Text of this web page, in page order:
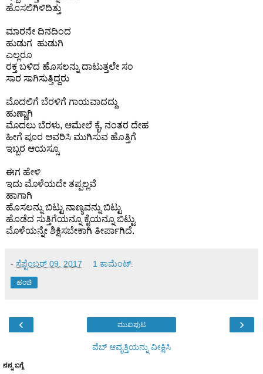
ಹೊಸಲಿಗಿಳಿದಿತ್ತು
ಮಾರನೇ ದಿನದಿಂದ
ಹುಡುಗ ಹುಡುಗಿ
ಎಲ್ಲರೂ
ರಕ್ತ ಬಳಿದ ಹೊಸಲನ್ನು ದಾಟುತ್ತಲೇ ಸಂ
ಸಾರ ಸಾಗಿಸುತ್ತಿದ್ದರು
ಮೊದಲಿಗೆ ಬೆರಳಿಗೆ ಗಾಯವಾದದ್ದು
ಹುಣ್ಣಾಗಿ
ಮೊದಲು ಬೆರಳು, ಆಮೇಲೆ ಕೈ, ನಂತರ ದೇಹ
ಹೀಗೆ ಪೂರ ಆವರಿಸಿ ಮುಗಿಸುವ ಹೊತ್ತಿಗೆ
ಇಬ್ಬರ ಆಯಸ್ಸೂ
ಈಗ ಹೇಳಿ
ಇದು ಮೊಳೆಯದೇ ತಪ್ಪಲ್ಲವೆ
ಹಾಗಾಗಿ
ಹೊಸಲನ್ನು ಬಿಟ್ಟು ನಾಣ್ಯವನ್ನು ಬಿಟ್ಟು
ಹೊಡೆದ ಸುತ್ತಿಗೆಯನ್ನೂ ಕೈಯನ್ನೂ ಬಿಟ್ಟು
ಮೊಳೆಯನ್ನೇ ಶಿಕ್ಷಿಸಬೇಕಾಗಿ ತೀರ್ಪಾಗಿದೆ.
- ಸೆಪ್ಟೆಂಬರ್ 09, 2017 1 ಕಾಮೆಂಟ್‌:
ಹಂಚಿ
‹ ›
ಮುಖಪುಟ
ವೆಬ್‌ ಆವೃತ್ತಿಯನ್ನು ವೀಕ್ಷಿಸಿ
ನನ್ನ ಬಗ್ಗೆ